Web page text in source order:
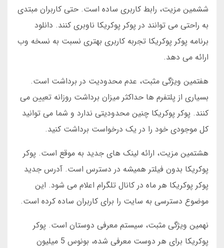
ششمین مزیت، رابط کاربری ساده است. حتی کاربران مبتدی
به راحتی می توانند در پوکر پوکریکا ناوبری کنند. دانلود
برنامه پوکر پوکریکا تجربه کاربری بهتری نسبت به نسخه وب
ارائه می دهد.
هفتمین ویژگی مثبت، عدم محدودیت در برداشت است.
بسیاری از پلتفرم ها حداکثر میزان برداشت روزانه تعیین می
کنند. پوکر پوکریکا چنین محدودیتی ندارد و شما می توانید
کل موجودی خود را در یک درخواست برداشت کنید.
هشتمین مزیت، ارائه لینک های جدید به موقع است. پوکر
پوکریکا بدون فیلتر همیشه در دسترس است. آدرس جدید
پوکر پوکریکا هر ماه در کانال تلگرام اعلام می شود. این
موضوع دسترسی به سایت را برای کاربران ساده کرده است.
نهمین ویژگی مثبت، سیستم معرفی دوستان است. پوکر
پوکریکا برای هر دوست معرفی شده، بونوس 5 میلیون